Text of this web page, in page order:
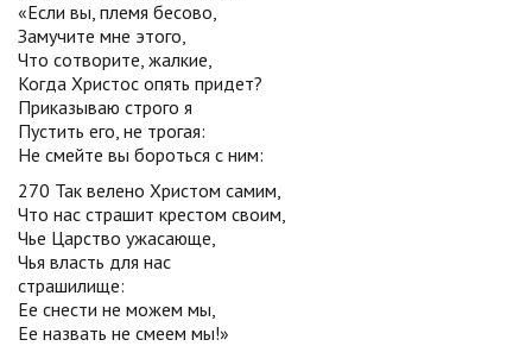
«Если вы, племя бесово,
Замучите мне этого,
Что сотворите, жалкие,
Когда Христос опять придет?
Приказываю строго я
Пустить его, не трогая:
Не смейте вы бороться с ним:
270 Так велено Христом самим,
Что нас страшит крестом своим,
Чье Царство ужасающе,
Чья власть для нас
страшилище:
Ее снести не можем мы,
Ее назвать не смеем мы!»